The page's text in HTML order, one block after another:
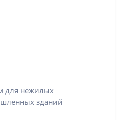
для нежилых
зданий